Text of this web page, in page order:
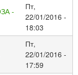
-
Пт,
22/01/2016 -
18:03
Пт,
22/01/2016 -
17:59